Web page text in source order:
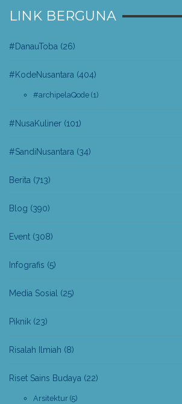
LINK BERGUNA
#DanauToba (26)
#KodeNusantara (404)
#archipelaQode (1)
#NusaKuliner (101)
#SandiNusantara (34)
Berita (713)
Blog (390)
Event (308)
Infografis (5)
Media Sosial (25)
Piknik (23)
Risalah Ilmiah (8)
Riset Sains Budaya (22)
Arsitektur (5)